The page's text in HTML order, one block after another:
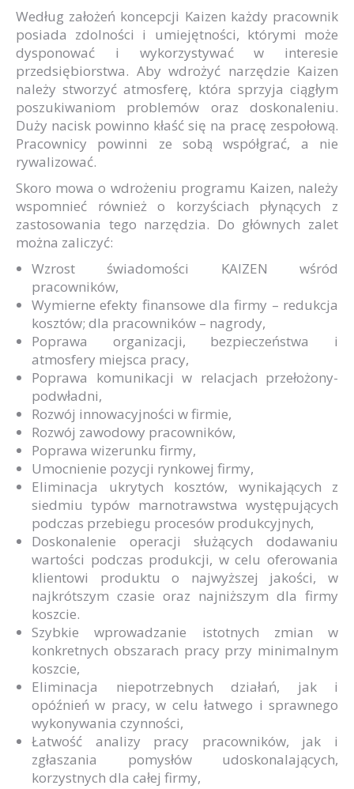
Według założeń koncepcji Kaizen każdy pracownik
posiada zdolności i umiejętności, którymi może
dysponować i wykorzystywać w interesie
przedsiębiorstwa. Aby wdrożyć narzędzie Kaizen
należy stworzyć atmosferę, która sprzyja ciągłym
poszukiwaniom problemów oraz doskonaleniu.
Duży nacisk powinno kłaść się na pracę zespołową.
Pracownicy powinni ze sobą współgrać, a nie
rywalizować.
Skoro mowa o wdrożeniu programu Kaizen, należy
wspomnieć również o korzyściach płynących z
zastosowania tego narzędzia. Do głównych zalet
można zaliczyć:
Wzrost świadomości KAIZEN wśród
pracowników,
Wymierne efekty finansowe dla firmy – redukcja
kosztów; dla pracowników – nagrody,
Poprawa organizacji, bezpieczeństwa i
atmosfery miejsca pracy,
Poprawa komunikacji w relacjach przełożony-
podwładni,
Rozwój innowacyjności w firmie,
Rozwój zawodowy pracowników,
Poprawa wizerunku firmy,
Umocnienie pozycji rynkowej firmy,
Eliminacja ukrytych kosztów, wynikających z
siedmiu typów marnotrawstwa występujących
podczas przebiegu procesów produkcyjnych,
Doskonalenie operacji służących dodawaniu
wartości podczas produkcji, w celu oferowania
klientowi produktu o najwyższej jakości, w
najkrótszym czasie oraz najniższym dla firmy
koszcie.
Szybkie wprowadzanie istotnych zmian w
konkretnych obszarach pracy przy minimalnym
koszcie,
Eliminacja niepotrzebnych działań, jak i
opóźnień w pracy, w celu łatwego i sprawnego
wykonywania czynności,
Łatwość analizy pracy pracowników, jak i
zgłaszania pomysłów udoskonalających,
korzystnych dla całej firmy,